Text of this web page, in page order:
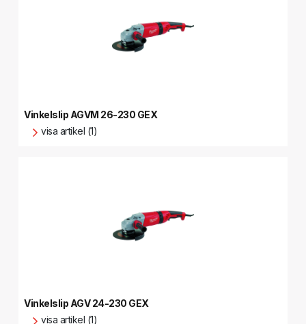
Vinkelslip AGVM 26-230 GEX
visa artikel (1)
Vinkelslip AGV 24-230 GEX
visa artikel (1)